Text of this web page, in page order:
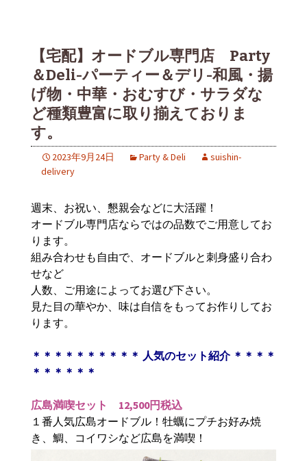
【宅配】オードブル専門店 Party
＆Deli-パーティー＆デリ-和風・揚
げ物・中華・おむすび・サラダな
ど種類豊富に取り揃えておりま
す。
2023年9月24日 Party & Deli
suishin-
delivery
週末、お祝い、懇親会などに大活躍！
オードブル専門店ならではの品数でご用意してお
ります。
組み合わせも自由で、オードブルと刺身盛り合わ
せなど
人数、ご用途によってお選び下さい。
見た目の華やか、味は自信をもってお作りしてお
ります。
＊＊＊＊＊＊＊＊＊＊ 人気のセット紹介 ＊＊＊＊
＊＊＊＊＊＊
広島満喫セット 12,500円税込
１番人気広島オードブル！牡蠣にプチお好み焼
き、鯛、コイワシなど広島を満喫！